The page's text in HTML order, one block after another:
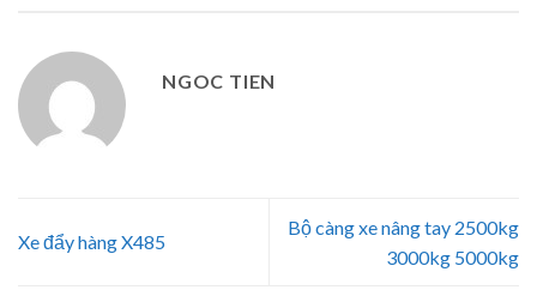
NGOC TIEN
Xe đẩy hàng X485
Bộ càng xe nâng tay 2500kg
3000kg 5000kg